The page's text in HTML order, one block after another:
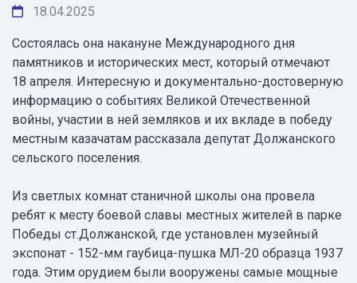
18.04.2025
Состоялась она накануне Международного дня
памятников и исторических мест, который отмечают
18 апреля. Интересную и документально-достоверную
информацию о событиях Великой Отечественной
войны, участии в ней земляков и их вкладе в победу
местным казачатам рассказала депутат Должанского
сельского поселения.
Из светлых комнат станичной школы она провела
ребят к месту боевой славы местных жителей в парке
Победы ст.Должанской, где установлен музейный
экспонат - 152-мм гаубица-пушка МЛ-20 образца 1937
года. Этим орудием были вооружены самые мощные